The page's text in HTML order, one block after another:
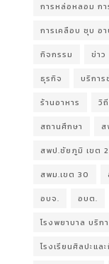
การหล่อหลอม กา
การเคลือบ ชุบ อา
กิจกรรม ข่าว
ธุรกิจ บริกา
ร้านอาหาร วิ
สถานศึกษา ส
สพป.ชัยภูมิ เขต 2
สพม.เขต 30
อบจ. อบต.
โรงพยาบาล บริก
โรงเรียนศิลปะแล